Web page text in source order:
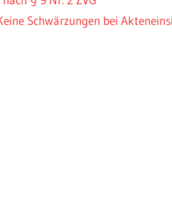
Schwärzungen bei